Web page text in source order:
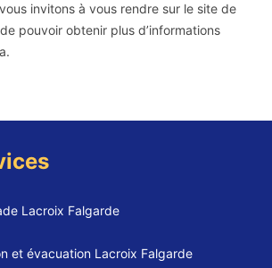
invitons à vous rendre sur le site de
pouvoir obtenir plus d’informations
Lacroix Falgarde
et évacuation Lacroix Falgarde